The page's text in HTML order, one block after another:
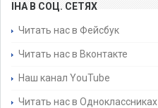
IHA В СОЦ. СЕТЯХ
Читать нас в Фейсбук
Читать нас в Вконтакте
Наш канал YouTube
Читать нас в Одноклассниках